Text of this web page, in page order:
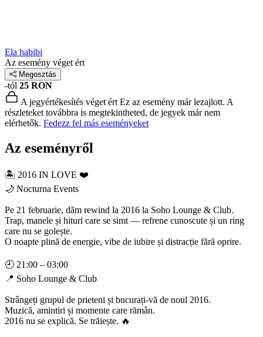
Ela habibi
Az esemény véget ért
Megosztás
-tól 25 RON
A jegyértékesítés véget ért Ez az esemény már lezajlott. A
részleteket továbbra is megtekintheted, de jegyek már nem
elérhetők. Fedezz fel más eseményeket
Az eseményről
🏝️ 2016 IN LOVE ❤️
🌙 Nocturna Events
Pe 21 februarie, dăm rewind la 2016 la Soho Lounge & Club.
Trap, manele și hituri care se simt — refrene cunoscute și un ring
care nu se golește.
O noapte plină de energie, vibe de iubire și distracție fără oprire.
🕘 21:00 – 03:00
📍 Soho Lounge & Club
Strângeți grupul de prieteni și bucurați-vă de noul 2016.
Muzică, amintiri și momente care rămân.
2016 nu se explică. Se trăiește. 🔥